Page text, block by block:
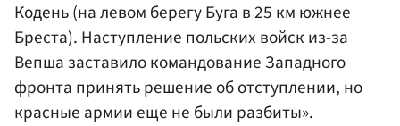
Кодень (на левом берегу Буга в 25 км южнее
Бреста). Наступление польских войск из-за
Вепша заставило командование Западного
фронта принять решение об отступлении, но
красные армии еще не были разбиты».